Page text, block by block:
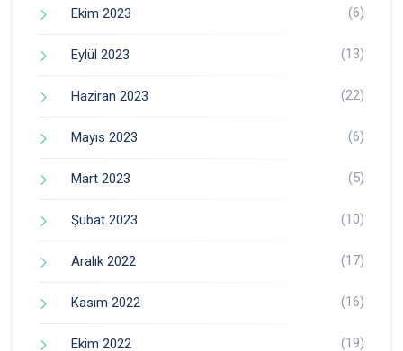
Ekim 2023 (6)
Eylül 2023 (13)
Haziran 2023 (22)
Mayıs 2023 (6)
Mart 2023 (5)
Şubat 2023 (10)
Aralık 2022 (17)
Kasım 2022 (16)
Ekim 2022 (19)